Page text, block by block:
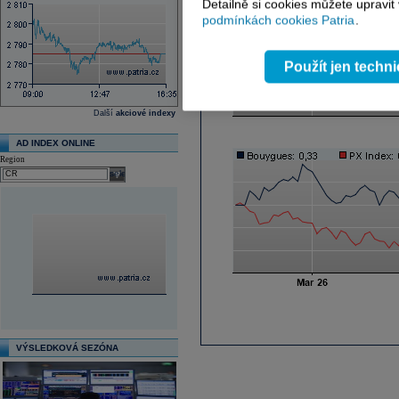
Další akciové indexy
AD INDEX ONLINE
Region
select
VÝSLEDKOVÁ SEZÓNA
Detailně si cookies můžete
podmínkách cookies Patria.
Použít jen